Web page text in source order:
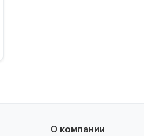
О компании